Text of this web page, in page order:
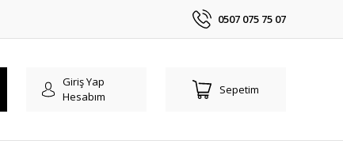
0507 075 75 07
Giriş Yap
Hesabım
Sepetim